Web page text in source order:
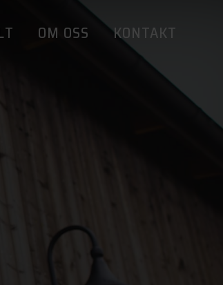
OM OSS KONTAKT